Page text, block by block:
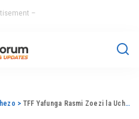
–
> TFF Yafunga Rasmi Zoezi la Uchukuaji wa Fomu za Uongozi – Wagombea 25 Wajitokeza